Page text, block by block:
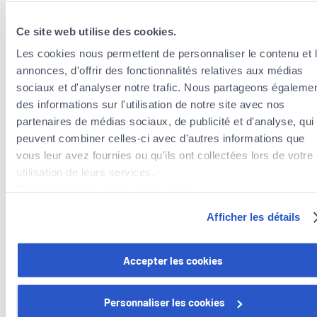
Ce site web utilise des cookies.
Les cookies nous permettent de personnaliser le contenu et
annonces, d'offrir des fonctionnalités relatives aux médias
sociaux et d'analyser notre trafic. Nous partageons
des informations sur l'utilisation de notre site avec nos
partenaires de médias sociaux, de publicité et d'analyse, qui
peuvent combiner celles-ci avec d'autres informations que
vous leur avez fournies ou qu'ils ont collectées lors de votre
utilisation de leurs services.
Vous avez la possibilité de retirer votre consentement à tout
moment en cliquant sur le lien "gestion des cookies" en bas
Afficher les détails
Accepter les cookies
Personnaliser les cookies
Unsere Dienstleistungen
Steueroptimierung
zu Steuerabzügen im Rahmen Ihrer
Vorsorge- und Vermögensversicherung